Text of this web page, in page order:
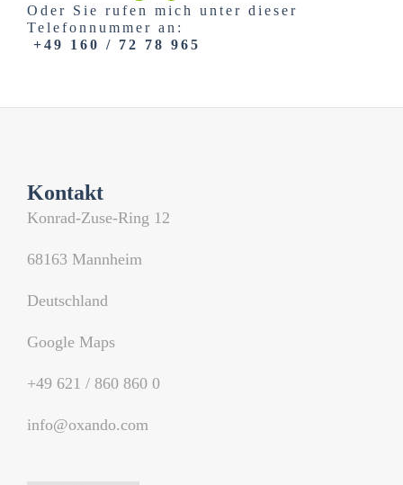
Oder Sie rufen mich unter dieser
Telefonnummer an:
+49 160 / 72 78 965
Kontakt
Konrad-Zuse-Ring 12
68163 Mannheim
Deutschland
Google Maps
+49 621 / 860 860 0
info@oxando.com